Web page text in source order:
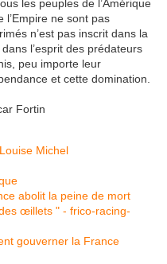
les peuples de l’Amérique
l’Empire ne sont pas
n’est pas inscrit dans la
l’esprit des prédateurs
peu importe leur
et cette domination.
Fortin
Michel
abolit la peine de mort
œillets " - frico-racing-
gouverner la France